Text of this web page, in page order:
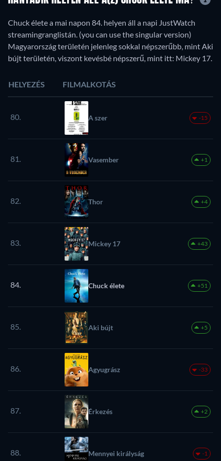
Chuck élete a mai napon 84. helyen áll a napi JustWatch
streamingranglistán. (you can use the singular version)
Magyarország területén jelenleg sokkal népszerűbb, mint Aki
bújt területén, viszont kevésbé népszerű, mint itt: Mickey 17.
HELYEZÉS FILMALKOTÁS
80. A szer -15
81. Vasember +1
82. Thor +4
83. Mickey 17 +43
84. Chuck élete +51
85. Aki bújt +5
86. Agyugrász -33
87. Érkezés +2
88. Mennyei királyság -1